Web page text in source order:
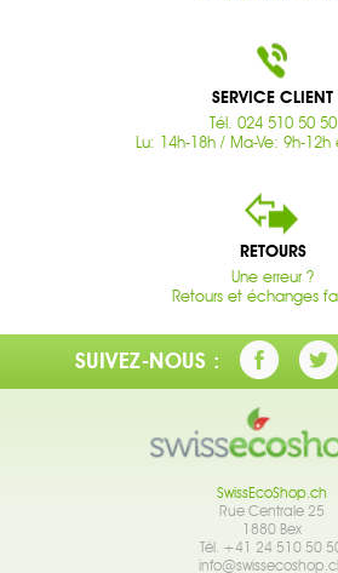
SERVICE CLIENT
Tél. 024 510 50 50
Lu: 14h-18h / Ma-Ve: 9h-12h
RETOURS
Une erreur ?
Retours et échanges
SUIVEZ-NOUS :
SwissEcoShop.ch
Rue Centrale 25
1880 Bex
Tél. +41 24 510 50